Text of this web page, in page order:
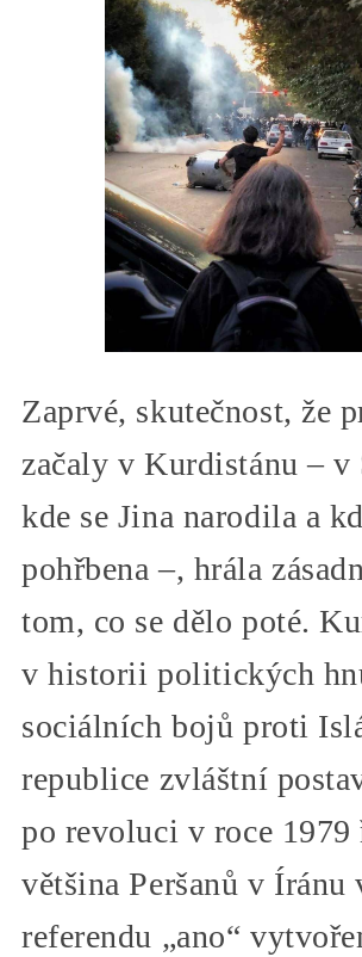
Zaprvé, skutečnost, že
začaly v Kurdistánu – v
kde se Jina narodila a
pohřbena –, hrála
tom, co se dělo poté.
v historii politických
sociálních bojů proti
republice zvláštní
po revoluci v roce 1979
většina Peršanů v Íránu
referendu „ano“